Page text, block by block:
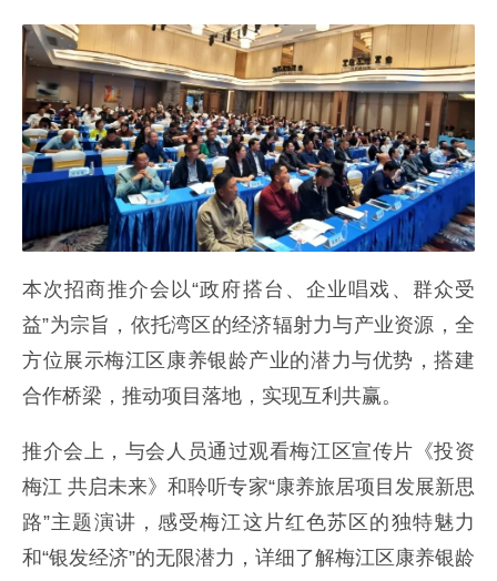
本次招商推介会以“政府搭台、企业唱戏、群众受
益”为宗旨，依托湾区的经济辐射力与产业资源，全
方位展示梅江区康养银龄产业的潜力与优势，搭建
合作桥梁，推动项目落地，实现互利共赢。
推介会上，与会人员通过观看梅江区宣传片《投资
梅江 共启未来》和聆听专家“康养旅居项目发展新思
路”主题演讲，感受梅江这片红色苏区的独特魅力
和“银发经济”的无限潜力，详细了解梅江区康养银龄